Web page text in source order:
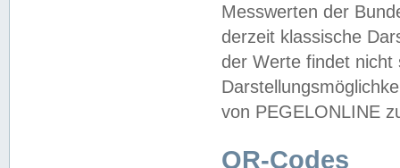
Messwerten der
derzeit klassische
der Werte findet
von PEGELONLINE
QR-Codes